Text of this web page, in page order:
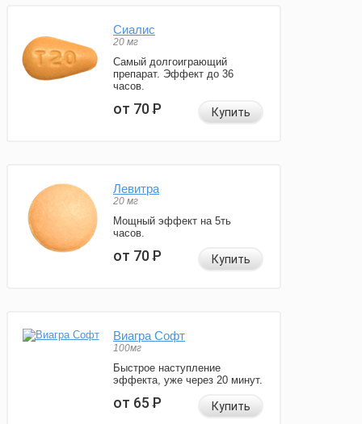
Сиалис
20 мг
Самый долгоиграющий
препарат. Эффект до 36
часов.
от 70Р Купить
Левитра
20 мг
Мощный эффект на 5ть
часов.
от 70Р Купить
Виагра Софт
100мг
Быстрое наступление
эффекта, уже через 20 минут.
от 65Р Купить